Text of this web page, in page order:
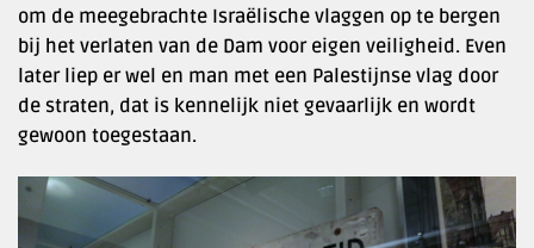
om de meegebrachte Israëlische vlaggen op te bergen
bij het verlaten van de Dam voor eigen veiligheid. Even
later liep er wel en man met een Palestijnse vlag door
de straten, dat is kennelijk niet gevaarlijk en wordt
gewoon toegestaan.